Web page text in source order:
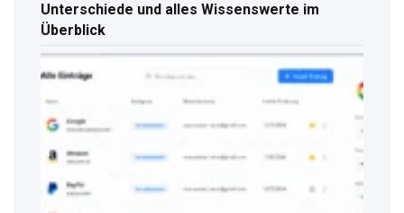
Unterschiede und alles Wissenswerte im
Überblick